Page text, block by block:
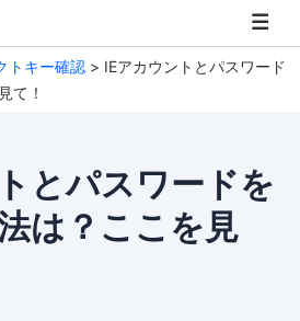
トキー確認 > IEアカウントとパスワード
て！
とパスワードを
は？ここを見